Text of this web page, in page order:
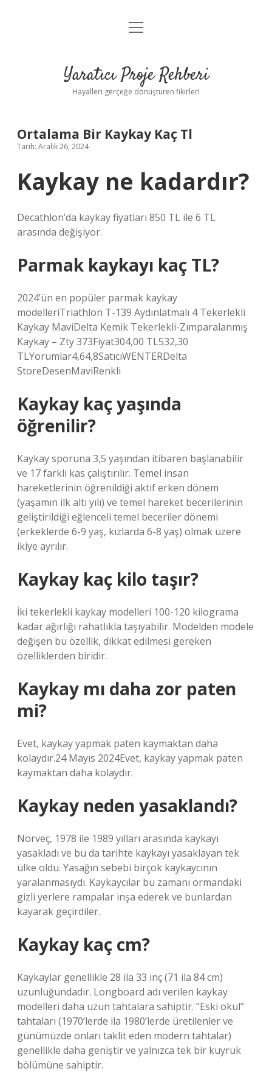
Anasayfa
Yasal Uyarı
menüyü
Yaratıcı Proje Rehberi
Hayalleri gerçeğe dönüştüren fikirler!
Ortalama Bir Kaykay Kaç Tl
Tarih: Aralık 26, 2024
Kaykay ne kadardır?
Decathlon’da kaykay fiyatları 850 TL ile 6 TL
arasında değişiyor.
Parmak kaykayı kaç TL?
2024’ün en popüler parmak kaykay
modelleriTriathlon T-139 Aydınlatmalı 4 Tekerlekli
Kaykay MaviDelta Kemik Tekerlekli-Zımparalanmış
Kaykay – Zty 373Fiyat304,00 TL532,30
TLYorumlar4,64,8SatıcıWENTERDelta
StoreDesenMaviRenkli
Kaykay kaç yaşında
öğrenilir?
Kaykay sporuna 3,5 yaşından itibaren başlanabilir
ve 17 farklı kas çalıştırılır. Temel insan
hareketlerinin öğrenildiği aktif erken dönem
(yaşamın ilk altı yılı) ve temel hareket becerilerinin
geliştirildiği eğlenceli temel beceriler dönemi
(erkeklerde 6-9 yaş, kızlarda 6-8 yaş) olmak üzere
ikiye ayrılır.
Kaykay kaç kilo taşır?
İki tekerlekli kaykay modelleri 100-120 kilograma
kadar ağırlığı rahatlıkla taşıyabilir. Modelden modele
değişen bu özellik, dikkat edilmesi gereken
özelliklerden biridir.
Kaykay mı daha zor paten
mi?
Evet, kaykay yapmak paten kaymaktan daha
kolaydır.24 Mayıs 2024Evet, kaykay yapmak paten
kaymaktan daha kolaydır.
Kaykay neden yasaklandı?
Norveç, 1978 ile 1989 yılları arasında kaykayı
yasakladı ve bu da tarihte kaykayı yasaklayan tek
ülke oldu. Yasağın sebebi birçok kaykaycının
yaralanmasıydı. Kaykaycılar bu zamanı ormandaki
gizli yerlere rampalar inşa ederek ve bunlardan
kayarak geçirdiler.
Kaykay kaç cm?
Kaykaylar genellikle 28 ila 33 inç (71 ila 84 cm)
uzunluğundadır. Longboard adı verilen kaykay
modelleri daha uzun tahtalara sahiptir. “Eski okul”
tahtaları (1970’lerde ila 1980’lerde üretilenler ve
günümüzde onları taklit eden modern tahtalar)
genellikle daha geniştir ve yalnızca tek bir kuyruk
bölümüne sahiptir.